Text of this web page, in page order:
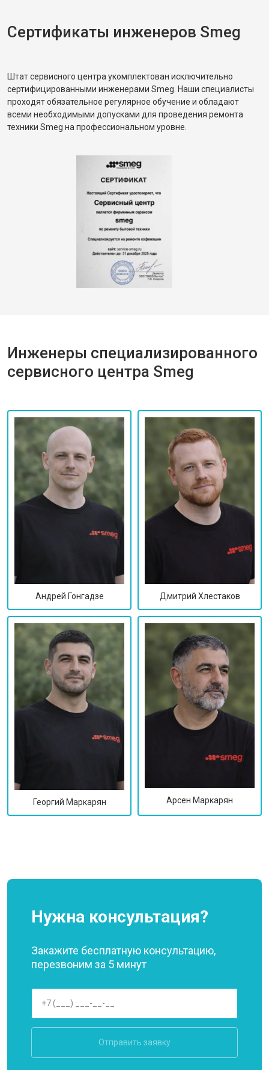
Сертификаты инженеров Smeg
Штат сервисного центра укомплектован исключительно
сертифицированными инженерами Smeg. Наши специалисты
проходят обязательное регулярное обучение и обладают
всеми необходимыми допусками для проведения ремонта
техники Smeg на профессиональном уровне.
Инженеры специализированного
сервисного центра Smeg
Андрей Гонгадзе Дмитрий Хлестаков
Георгий Маркарян Арсен Маркарян
Нужна консультация?
Закажите бесплатную консультацию,
перезвоним за 5 минут
Отправить заявку